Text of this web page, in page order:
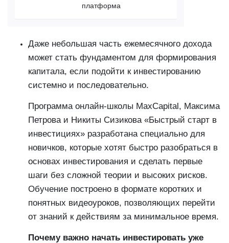
платформа
Даже небольшая часть ежемесячного дохода
может стать фундаментом для формирования
капитала, если подойти к инвестированию
системно и последовательно.
Программа онлайн-школы MaxCapital, Максима
Петрова и Никиты Сизикова «Быстрый старт в
инвестициях» разработана специально для
новичков, которые хотят быстро разобраться в
основах инвестирования и сделать первые
шаги без сложной теории и высоких рисков.
Обучение построено в формате коротких и
понятных видеоуроков, позволяющих перейти
от знаний к действиям за минимальное время.
Почему важно начать инвестировать уже